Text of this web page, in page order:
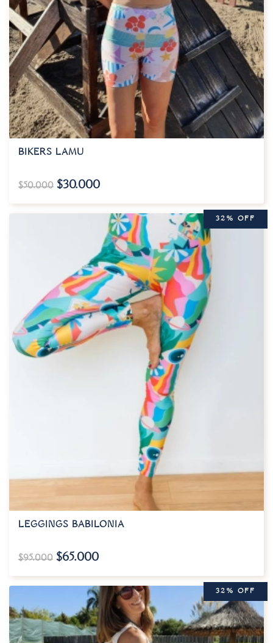
BIKERS LAMU
$50.000 $30.000
32% OFF
LEGGINGS BABILONIA
$95.000 $65.000
32% OFF